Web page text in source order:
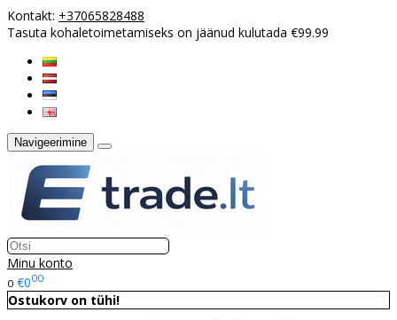
Kontakt: +37065828488
Tasuta kohaletoimetamiseks on jäänud kulutada €99.99
Navigeerimine
Minu konto
0 €000
Ostukorv on tühi!